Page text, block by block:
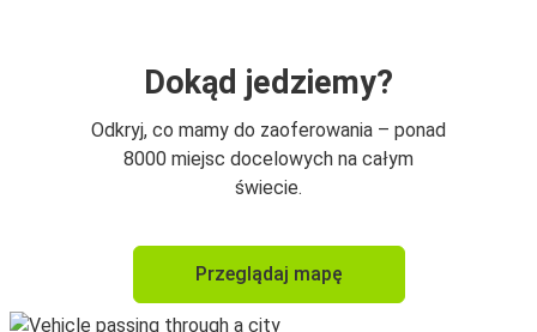
Dokąd jedziemy?
Odkryj, co mamy do zaoferowania – ponad
8000 miejsc docelowych na całym
świecie.
Przeglądaj mapę